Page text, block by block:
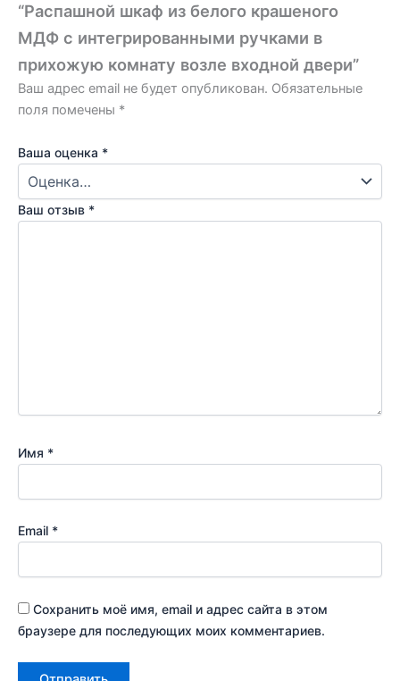
“Распашной шкаф из белого крашеного
МДФ с интегрированными ручками в
прихожую комнату возле входной двери”
Ваш адрес email не будет опубликован. Обязательные
поля помечены *
Ваша оценка *
Ваш отзыв *
Имя *
Email *
Сохранить моё имя, email и адрес сайта в этом
браузере для последующих моих комментариев.